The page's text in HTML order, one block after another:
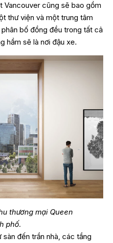
Vancouver cũng sẽ bao gồm
thư viện và một trung tâm
bố đồng đều trong tất cả
hầm sẽ là nơi đậu xe.
thương mại Queen
phố.
đến trần nhà, các tầng